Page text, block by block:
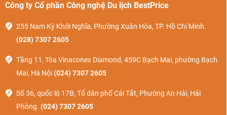
Công ty Cổ phần Công nghệ Du lịch BestPrice
255 Nam Kỳ Khởi Nghĩa, Phường Xuân Hòa, TP. Hồ Chí Minh.
(028) 7307 2605
Tầng 11, Tòa Vinaconex Diamond, 459C Bạch Mai, phường Bạch
Mai, Hà Nội(024) 7307 2605
Số 36, quốc lộ 17B, Tổ dân phố Cái Tắt, Phường An Hải, Hải
Phòng. (024) 7307 2605